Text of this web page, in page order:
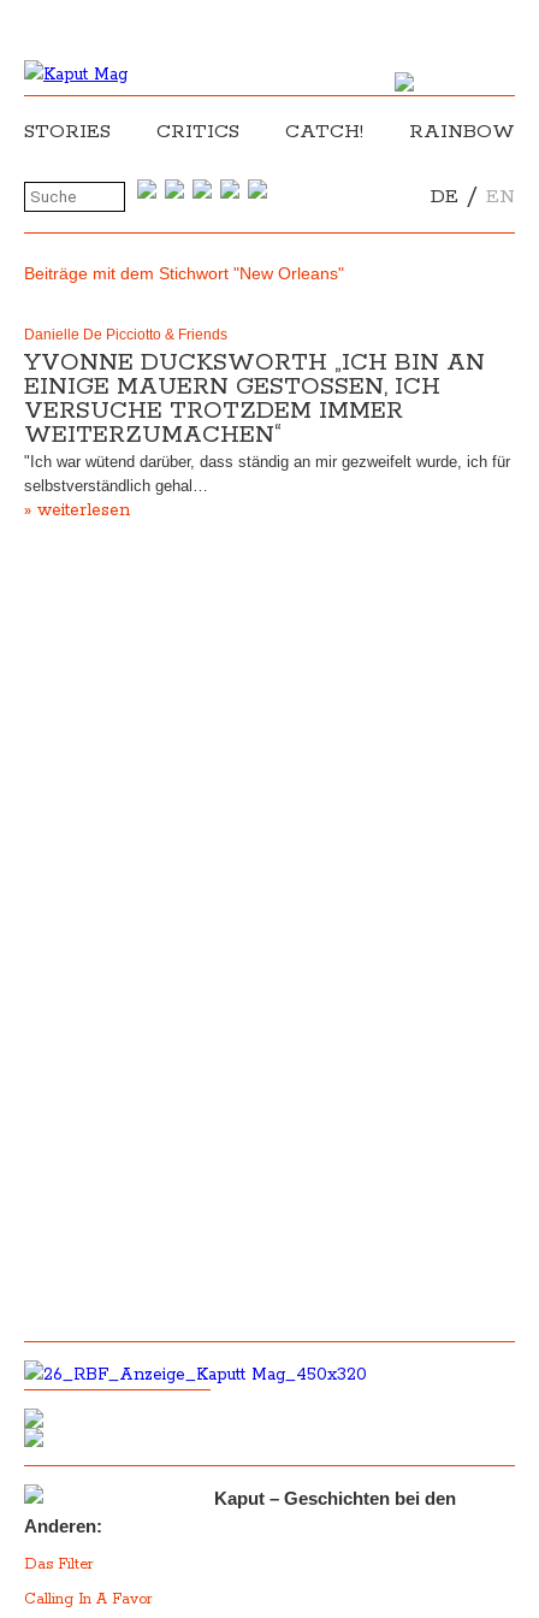
STORIES CRITICS CATCH! RAINBOW
DE / EN
Beiträge mit dem Stichwort "New Orleans"
Danielle De Picciotto & Friends
YVONNE DUCKSWORTH „ICH BIN AN
EINIGE MAUERN GESTOSSEN, ICH V
ERSUCHE TROTZDEM IMMER W
EITERZUMACHEN“
"Ich war wütend darüber, dass ständig an mir gezweifelt wurde, ich für
selbstverständlich gehal…
» weiterlesen
Kaput – Geschichten bei den
Anderen:
Das Filter
Calling In A Favor